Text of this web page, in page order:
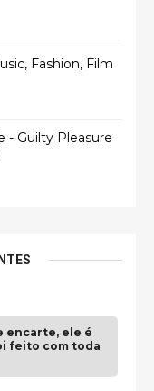
Fashion, Film
- Guilty Pleasure
encarte, ele é
feito com toda